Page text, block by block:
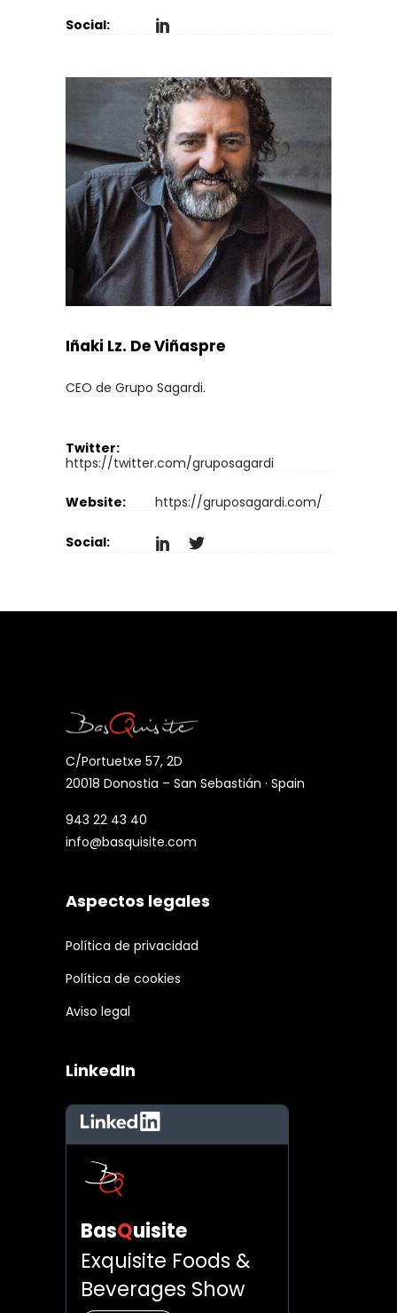
Social:
Iñaki Lz. De Viñaspre
CEO de Grupo Sagardi.
Twitter:
https://twitter.com/gruposagardi
Website: https://gruposagardi.com/
Social:
C/Portuetxe 57, 2D
20018 Donostia – San Sebastián · Spain
943 22 43 40
info@basquisite.com
Aspectos legales
Política de privacidad
Política de cookies
Aviso legal
LinkedIn
LinkedIn
BasQuisite
Exquisite Foods &
Beverages Show